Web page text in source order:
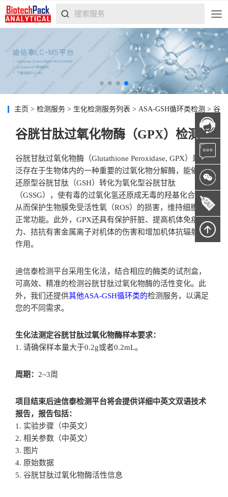
主页 > 检测服务 > 生化检测服务列表 > ASA-GSH循环类检测 > 谷
谷胱甘肽过氧化物酶（GPX）检测
谷胱甘肽过氧化物酶（Glutathione Peroxidase, GPX）是广
泛存在于生物体内的一种重要的过氧化物分解酶，能催化
还原型谷胱甘肽（GSH）转化为氧化型谷胱甘肽
（GSSG），使有毒的过氧化氢还原成无毒的羟基化合物，
从而保护生物膜免受活性氧（ROS）的损害，维持细胞的
正常功能。此外，GPX还具有保护肝脏、提高机体免疫
力、拮抗有害金属离子对机体的伤害和增加机体抗辐射等
作用。
迪信泰检测平台采用生化法，结合相应的酶类的试剂盒，
可高效、精准的检测谷胱甘肽过氧化物酶的活性变化。此
外，我们还提供其他ASA-GSH循环类的检测服务，以满足
您的不同需求。
生化法测定谷胱甘肽过氧化物酶样本要求：
1. 请确保样本量大于0.2g或者0.2mL。
周期： 2~3周
项目结束后迪信泰检测平台将会提供详细中英文双语技术
报告，报告包括：
1. 实验步骤（中英文）
2. 相关参数（中英文）
3. 图片
4. 原始数据
5. 谷胱甘肽过氧化物酶活性信息